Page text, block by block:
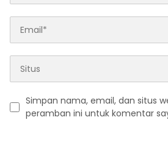
Simpan nama, email, dan situs
peramban ini untuk komentar